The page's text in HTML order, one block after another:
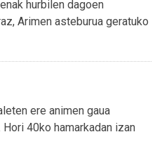
hurbilen dagoen
Arimen asteburua geratuko
ere animen gaua
40ko hamarkadan izan